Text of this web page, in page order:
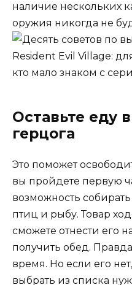
наличие нескольких
оружия никогда не
Оставьте еду
герцога
Это поможет
вы пройдете первую
возможность
птиц и рыбу. Товар
сможете отнести его
получить обед.
время. Но если его
выбрать из списка